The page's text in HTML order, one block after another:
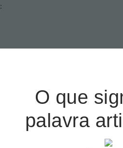
:
O que
palavra